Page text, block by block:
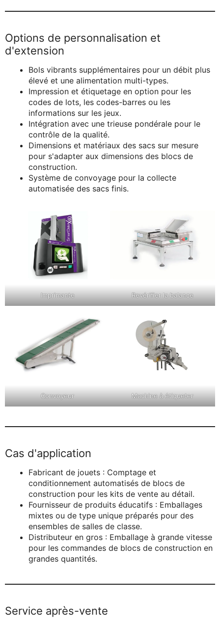
Options de personnalisation et
d'extension
Bols vibrants supplémentaires pour un débit plus
élevé et une alimentation multi-types.
Impression et étiquetage en option pour les
codes de lots, les codes-barres ou les
informations sur les jeux.
Intégration avec une trieuse pondérale pour le
contrôle de la qualité.
Dimensions et matériaux des sacs sur mesure
pour s'adapter aux dimensions des blocs de
construction.
Système de convoyage pour la collecte
automatisée des sacs finis.
Imprimante Revérifier la balance
Convoyeur Machine à étiqueter
Cas d'application
Fabricant de jouets : Comptage et
conditionnement automatisés de blocs de
construction pour les kits de vente au détail.
Fournisseur de produits éducatifs : Emballages
mixtes ou de type unique préparés pour des
ensembles de salles de classe.
Distributeur en gros : Emballage à grande vitesse
pour les commandes de blocs de construction en
grandes quantités.
Service après-vente